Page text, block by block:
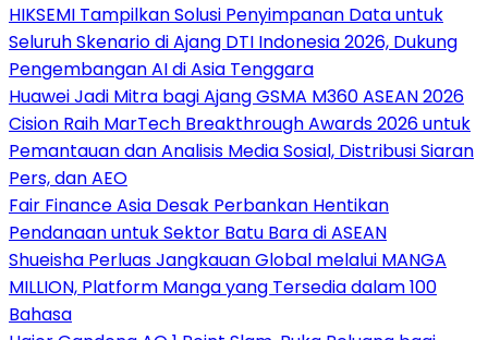
HIKSEMI Tampilkan Solusi Penyimpanan Data untuk
Seluruh Skenario di Ajang DTI Indonesia 2026, Dukung
Pengembangan AI di Asia Tenggara
Huawei Jadi Mitra bagi Ajang GSMA M360 ASEAN 2026
Cision Raih MarTech Breakthrough Awards 2026 untuk
Pemantauan dan Analisis Media Sosial, Distribusi Siaran
Pers, dan AEO
Fair Finance Asia Desak Perbankan Hentikan
Pendanaan untuk Sektor Batu Bara di ASEAN
Shueisha Perluas Jangkauan Global melalui MANGA
MILLION, Platform Manga yang Tersedia dalam 100
Bahasa